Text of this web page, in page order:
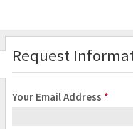
Request
Your Email Address *